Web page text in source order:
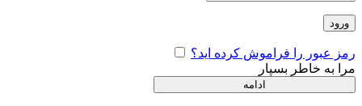
ورود
رمز عبور را فراموش کرده اید؟
مرا به خاطر بسپار
ادامه